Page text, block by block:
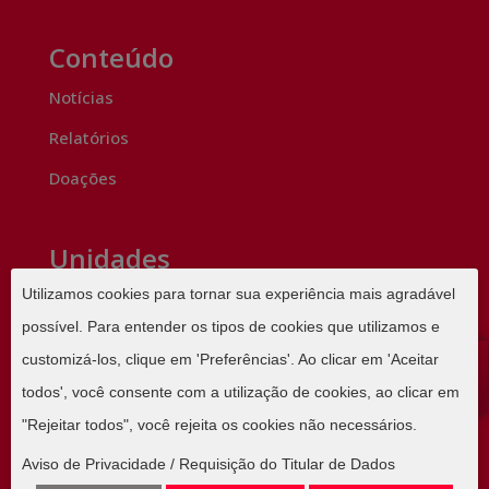
Conteúdo
Notícias
Relatórios
Doações
Unidades
Santa Casa BH
Hospital de Alta Complexidade
100%SUS
São Lucas
Hospital Particular e Convênios
Assistência Familiar Santa Casa BH
Utilizamos cookies para tornar sua experiência mais agradável
possível. Para entender os tipos de cookies que utilizamos e
customizá-los, clique em 'Preferências'. Ao clicar em 'Aceitar
todos', você consente com a utilização de cookies, ao clicar em
"Rejeitar todos", você rejeita os cookies não necessários.
Aviso de Privacidade / Requisição do Titular de Dados